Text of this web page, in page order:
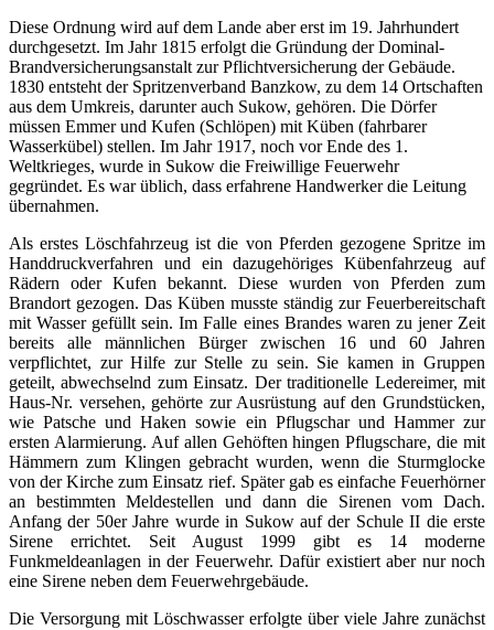
Diese Ordnung wird auf dem Lande aber erst im 19. Jahrhundert
durchgesetzt. Im Jahr 1815 erfolgt die Gründung der Dominal-
Brandversicherungsanstalt zur Pflichtversicherung der Gebäude.
1830 entsteht der Spritzenverband Banzkow, zu dem 14 Ortschaften
aus dem Umkreis, darunter auch Sukow, gehören. Die Dörfer
müssen Emmer und Kufen (Schlöpen) mit Küben (fahrbarer
Wasserkübel) stellen. Im Jahr 1917, noch vor Ende des 1.
Weltkrieges, wurde in Sukow die Freiwillige Feuerwehr
gegründet. Es war üblich, dass erfahrene Handwerker die Leitung
übernahmen.
Als erstes Löschfahrzeug ist die von Pferden gezogene Spritze im
Handdruckverfahren und ein dazugehöriges Kübenfahrzeug auf
Rädern oder Kufen bekannt. Diese wurden von Pferden zum
Brandort gezogen. Das Küben musste ständig zur Feuerbereitschaft
mit Wasser gefüllt sein. Im Falle eines Brandes waren zu jener Zeit
bereits alle männlichen Bürger zwischen 16 und 60 Jahren
verpflichtet, zur Hilfe zur Stelle zu sein. Sie kamen in Gruppen
geteilt, abwechselnd zum Einsatz. Der traditionelle Ledereimer, mit
Haus-Nr. versehen, gehörte zur Ausrüstung auf den Grundstücken,
wie Patsche und Haken sowie ein Pflugschar und Hammer zur
ersten Alarmierung. Auf allen Gehöften hingen Pflugschare, die mit
Hämmern zum Klingen gebracht wurden, wenn die Sturmglocke
von der Kirche zum Einsatz rief. Später gab es einfache Feuerhörner
an bestimmten Meldestellen und dann die Sirenen vom Dach.
Anfang der 50er Jahre wurde in Sukow auf der Schule II die erste
Sirene errichtet. Seit August 1999 gibt es 14 moderne
Funkmeldeanlagen in der Feuerwehr. Dafür existiert aber nur noch
eine Sirene neben dem Feuerwehrgebäude.
Die Versorgung mit Löschwasser erfolgte über viele Jahre zunächst